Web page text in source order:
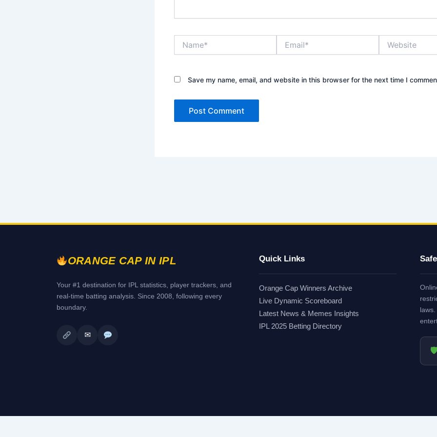
Save my name, email, and website in this browser for the next time I
ORANGE CAP IN IPL
Your #1 destination for IPL statistics, player trackers, and
real-time batting analysis. Since 2008, following every
boundary.
✉
Quick Links
Orange Cap Winners Archive
Live Dynamic Scoreboard
Latest News & Memes Insights
IPL 2025 Betting Directory